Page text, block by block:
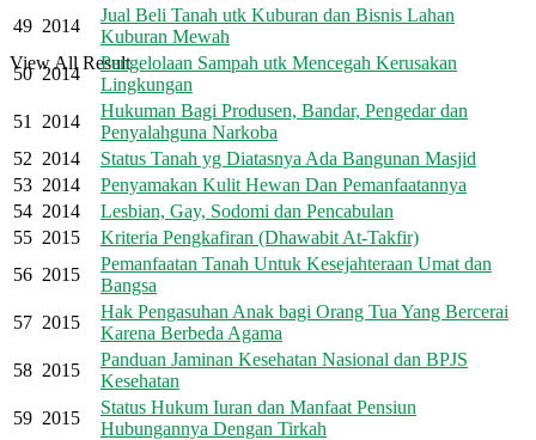
View All Result
49 2014
Jual Beli Tanah utk Kuburan dan Bisnis Lahan
Kuburan Mewah
50 2014
Pengelolaan Sampah utk Mencegah Kerusakan
Lingkungan
51
2014
Hukuman Bagi Produsen, Bandar, Pengedar dan
Penyalahguna Narkoba
52 2014
Status Tanah yg Diatasnya Ada Bangunan Masjid
53 2014
Penyamakan Kulit Hewan Dan Pemanfaatannya
54 2014
Lesbian, Gay, Sodomi dan Pencabulan
55 2015
Kriteria Pengkafiran (Dhawabit At-Takfir)
56 2015
Pemanfaatan Tanah Untuk Kesejahteraan Umat dan
Bangsa
57 2015
Hak Pengasuhan Anak bagi Orang Tua Yang Bercerai
Karena Berbeda Agama
58 2015
Panduan Jaminan Kesehatan Nasional dan BPJS
Kesehatan
59 2015
Status Hukum Iuran dan Manfaat Pensiun
Hubungannya Dengan Tirkah